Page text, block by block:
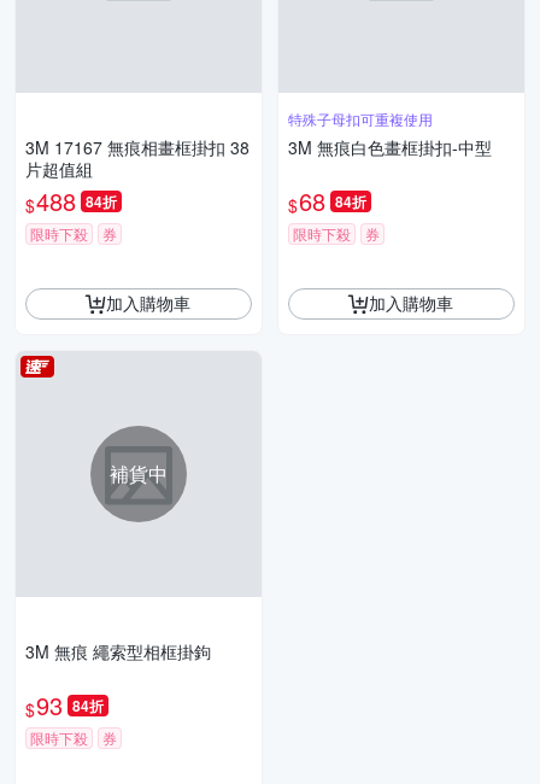
3M 17167 無痕相畫框掛扣 38
片超值組
$488 84折
限時下殺 券
加入購物車
特殊子母扣可重複使用
3M 無痕白色畫框掛扣-中型
$68 84折
限時下殺 券
加入購物車
補貨中
3M 無痕 繩索型相框掛鉤
$93 84折
限時下殺 券